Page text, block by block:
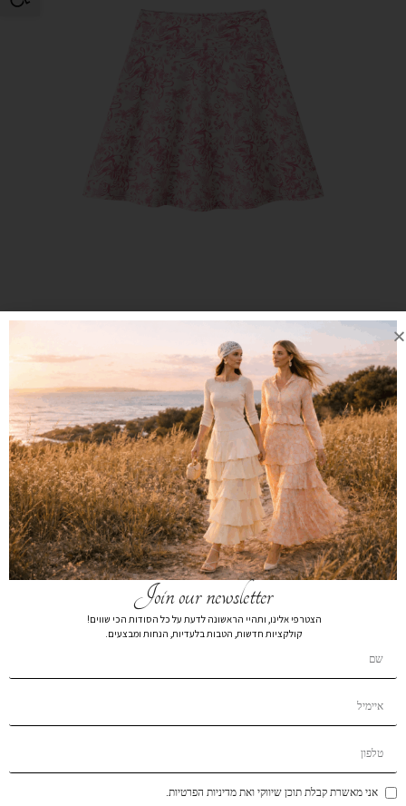
חצאית בגד ים מיני ורוד
₪219
₪99 חצאית בגד ים 9012/9013
צבע
מידה
XL
הרכב בד:
הוסף לרשימת המשאלות
Join our newsletter
הצטרפי אלינו, ותהיי הראשונה לדעת על כל הסודות הכי שווים!
קולקציות חדשות, הטבות בלעדיות, הנחות ומבצעים.
אני מאשרת קבלת תוכן שיווקי ואת מדיניות הפרטיות.